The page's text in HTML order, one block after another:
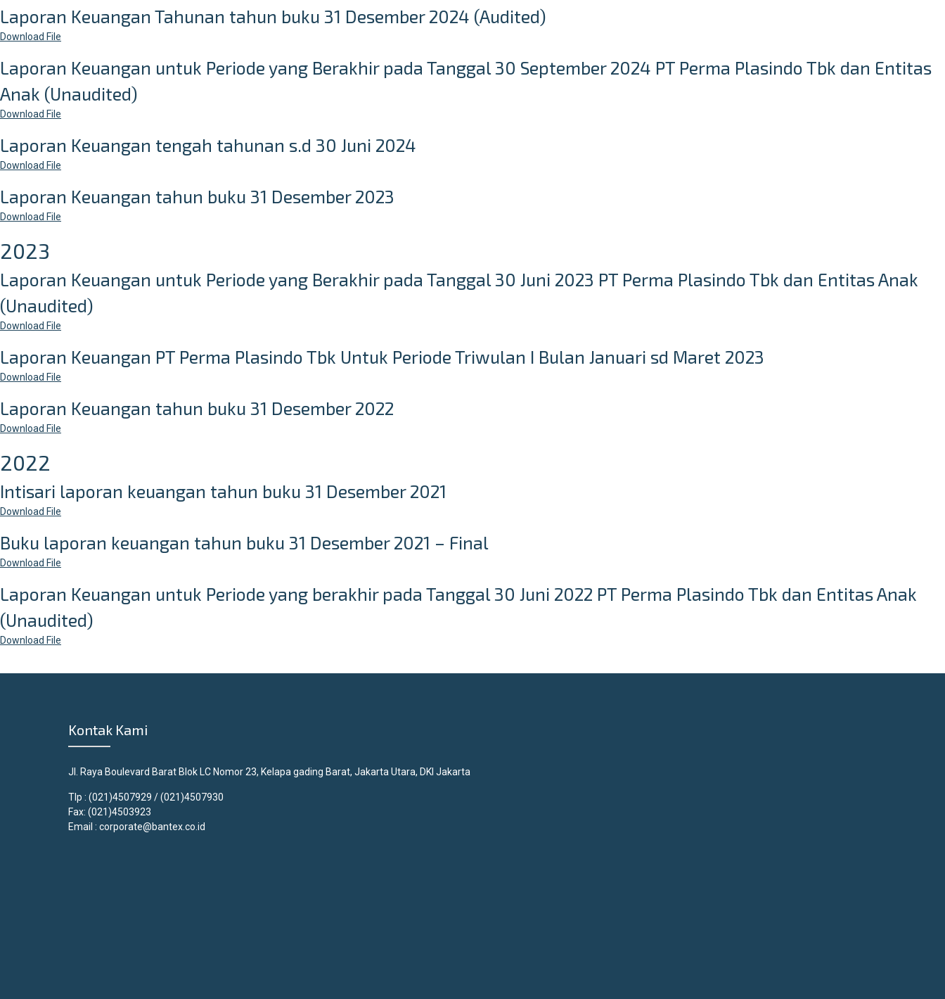
Laporan Keuangan Tahunan tahun buku 31 Desember 2024 (Audited)
Download File
Laporan Keuangan untuk Periode yang Berakhir pada Tanggal 30 September 2024 PT Perma Plasindo Tbk dan Entitas
Anak (Unaudited)
Download File
Laporan Keuangan tengah tahunan s.d 30 Juni 2024
Download File
Laporan Keuangan tahun buku 31 Desember 2023
Download File
2023
Laporan Keuangan untuk Periode yang Berakhir pada Tanggal 30 Juni 2023 PT Perma Plasindo Tbk dan Entitas Anak
(Unaudited)
Download File
Laporan Keuangan PT Perma Plasindo Tbk Untuk Periode Triwulan I Bulan Januari sd Maret 2023
Download File
Laporan Keuangan tahun buku 31 Desember 2022
Download File
2022
Intisari laporan keuangan tahun buku 31 Desember 2021
Download File
Buku laporan keuangan tahun buku 31 Desember 2021 – Final
Download File
Laporan Keuangan untuk Periode yang berakhir pada Tanggal 30 Juni 2022 PT Perma Plasindo Tbk dan Entitas Anak
(Unaudited)
Download File
Kontak Kami
Jl. Raya Boulevard Barat Blok LC Nomor 23, Kelapa gading Barat, Jakarta Utara, DKI Jakarta
Tlp : (021)4507929 / (021)4507930
Fax: (021)4503923
Email : corporate@bantex.co.id